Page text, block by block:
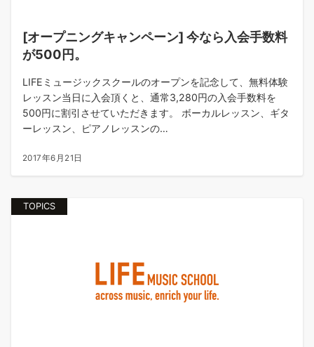
[オープニングキャンペーン] 今なら入会手数料
が500円。
LIFEミュージックスクールのオープンを記念して、無料体験
レッスン当日に入会頂くと、通常3,280円の入会手数料を
500円に割引させていただきます。 ボーカルレッスン、ギタ
ーレッスン、ピアノレッスンの…
2017年6月21日
TOPICS